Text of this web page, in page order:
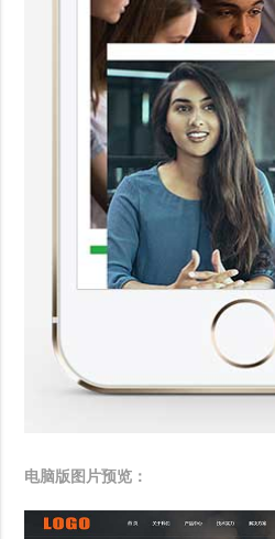
电脑版图片预览：